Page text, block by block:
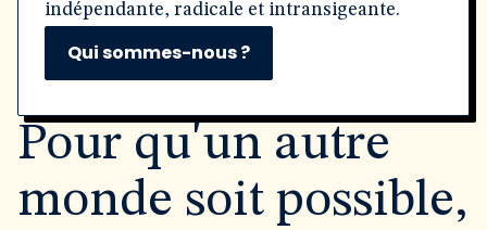
indépendante, radicale et intransigeante.
Qui sommes-nous ?
Pour qu'un autre
monde soit possible,